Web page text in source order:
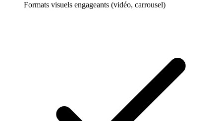
Formats visuels engageants (vidéo, carrousel)